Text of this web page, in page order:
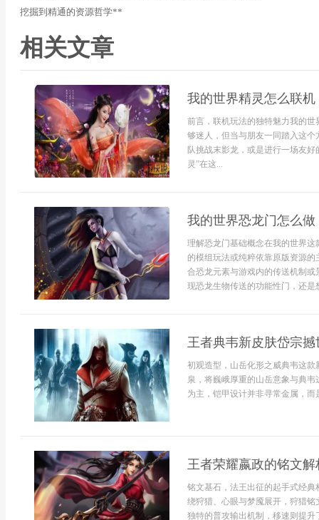
挖掘到精通的资源哲学**
相关文章
我的世界精灵怎么联
前言，联机玩法的独特魅力我的
够迷人，但当与朋友一同踏入这
队挑战末影龙，或是进行一场友
灵”在这...
我的世界恐龙门怎么
理解恐龙门基础概念在我的世界
的模组玩法或纯粹依靠原版资源
合恐龙元素与游戏内的传送机制
现恐龙生物传送的功能性门，还是
王者典韦新皮肤岱宗
初观造型，山岳化形之威典韦这
泉，将巍峨厚重的山岳意象与典
为主，铠甲设计并非寻常金属，而
王者荣耀嬴政的铭文
铭文基石，法王出征的起手式经
绕狩猎、心眼与梦魇展开，狩猎
独特的普攻输出机制，移速则提